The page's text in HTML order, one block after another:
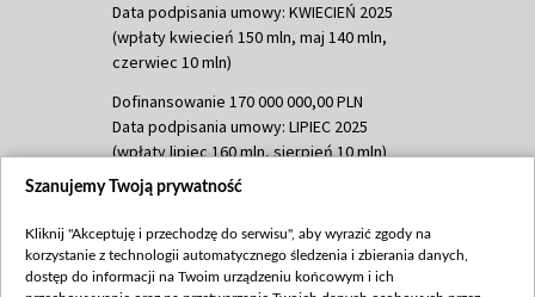
Data podpisania umowy: KWIECIEŃ 2025
(wpłaty kwiecień 150 mln, maj 140 mln,
czerwiec 10 mln)
Dofinansowanie 170 000 000,00 PLN
Data podpisania umowy: LIPIEC 2025
(wpłaty lipiec 160 mln, sierpień 10 mln)
Dofinansowanie 60 000 000,00 PLN
(wpłata wrzesień 60 mln)
Dofinansowanie 635 783 051,21 PLN
Szanujemy Twoją prywatność
Kliknij "Akceptuję i przechodzę do serwisu", aby wyrazić zgody na
korzystanie z technologii automatycznego śledzenia i zbierania danych,
dostęp do informacji na Twoim urządzeniu końcowym i ich